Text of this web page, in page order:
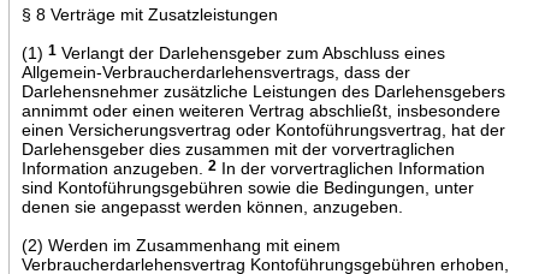
§ 8 Verträge mit Zusatzleistungen
(1) 1Verlangt der Darlehensgeber zum Abschluss eines
Allgemein-Verbraucherdarlehensvertrags, dass der
Darlehensnehmer zusätzliche Leistungen des Darlehensgebers
annimmt oder einen weiteren Vertrag abschließt, insbesondere
einen Versicherungsvertrag oder Kontoführungsvertrag, hat der
Darlehensgeber dies zusammen mit der vorvertraglichen
Information anzugeben.
2In der vorvertraglichen Information
sind Kontoführungsgebühren sowie die Bedingungen, unter
denen sie angepasst werden können, anzugeben.
(2) Werden im Zusammenhang mit einem
Verbraucherdarlehensvertrag Kontoführungsgebühren erhoben,